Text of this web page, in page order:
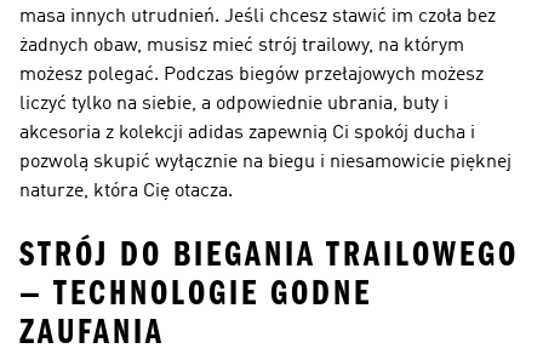
masa innych utrudnień. Jeśli chcesz stawić im czoła bez
żadnych obaw, musisz mieć strój trailowy, na którym
możesz polegać. Podczas biegów przełajowych możesz
liczyć tylko na siebie, a odpowiednie ubrania, buty i
akcesoria z kolekcji adidas zapewnią Ci spokój ducha i
pozwolą skupić wyłącznie na biegu i niesamowicie pięknej
naturze, która Cię otacza.
STRÓJ DO BIEGANIA TRAILOWEGO
— TECHNOLOGIE GODNE
ZAUFANIA